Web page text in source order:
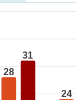
28
31
24